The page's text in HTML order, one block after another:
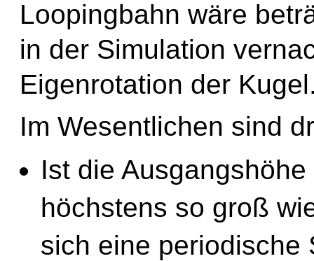
Loopingbahn wäre
in der Simulation
Eigenrotation der
Im Wesentlichen sind
Ist die
höchstens so groß
sich eine periodische